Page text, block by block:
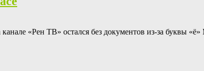
«Рен ТВ» остался без документов из-за буквы